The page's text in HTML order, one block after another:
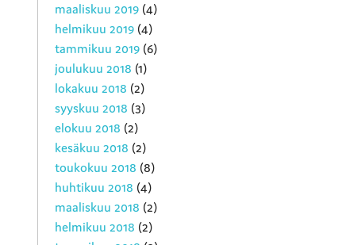
maaliskuu 2019 (4)
helmikuu 2019 (4)
tammikuu 2019 (6)
joulukuu 2018 (1)
lokakuu 2018 (2)
syyskuu 2018 (3)
elokuu 2018 (2)
kesäkuu 2018 (2)
toukokuu 2018 (8)
huhtikuu 2018 (4)
maaliskuu 2018 (2)
helmikuu 2018 (2)